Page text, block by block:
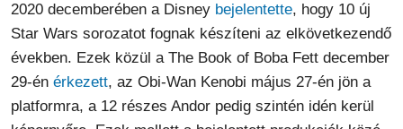
2020 decemberében a Disney bejelentette, hogy 10 új
Star Wars sorozatot fognak készíteni az elkövetkezendő
években. Ezek közül a The Book of Boba Fett december
29-én érkezett, az Obi-Wan Kenobi május 27-én jön a
platformra, a 12 részes Andor pedig szintén idén kerül